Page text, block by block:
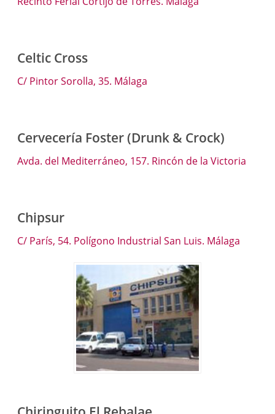
Celtic Cross
C/ Pintor Sorolla, 35. Málaga
Cervecería Foster (Drunk & Crock)
Avda. del Mediterráneo, 157. Rincón de la Victoria
Chipsur
C/ París, 54. Polígono Industrial San Luis. Málaga